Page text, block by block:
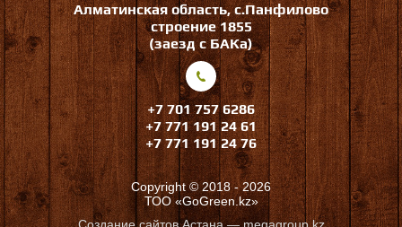
Алматинская область, с.Панфилово
строение 1855
(заезд с БАКа)
+7 701 757 6286
+7 771 191 24 61
+7 771 191 24 76
Copyright © 2018 - 2026
ТОО «GoGreen.kz»
Создание сайтовАстана — megagroup.kz